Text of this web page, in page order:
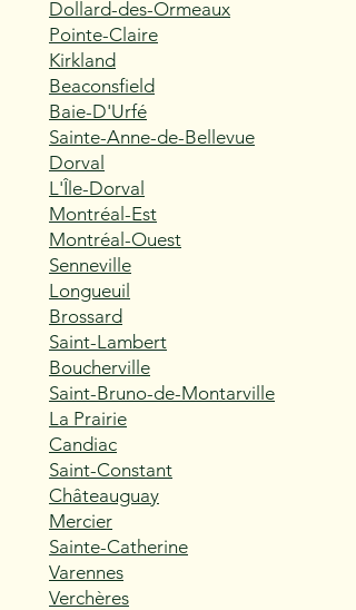
Dollard-des-Ormeaux
Pointe-Claire
Kirkland
Beaconsfield
Baie-D'Urfé
Sainte-Anne-de-Bellevue
Dorval
L'Île-Dorval
Montréal-Est
Montréal-Ouest
Senneville
Longueuil
Brossard
Saint-Lambert
Boucherville
Saint-Bruno-de-Montarville
La Prairie
Candiac
Saint-Constant
Châteauguay
Mercier
Sainte-Catherine
Varennes
Verchères